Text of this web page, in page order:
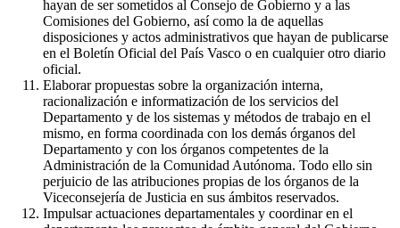
hayan de ser sometidos al Consejo de Gobierno y a las
Comisiones del Gobierno, así como la de aquellas
disposiciones y actos administrativos que hayan de publicarse
en el Boletín Oficial del País Vasco o en cualquier otro diario
oficial.
Elaborar propuestas sobre la organización interna,
racionalización e informatización de los servicios del
Departamento y de los sistemas y métodos de trabajo en el
mismo, en forma coordinada con los demás órganos del
Departamento y con los órganos competentes de la
Administración de la Comunidad Autónoma. Todo ello sin
perjuicio de las atribuciones propias de los órganos de la
Viceconsejería de Justicia en sus ámbitos reservados.
Impulsar actuaciones departamentales y coordinar en el